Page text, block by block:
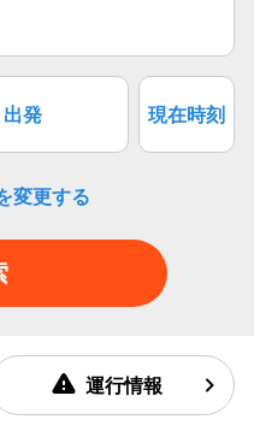
出発 現在時刻
変更する
運行情報